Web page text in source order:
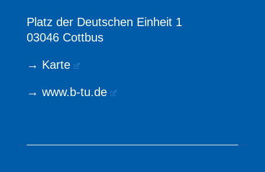
Platz der Deutschen Einheit 1
03046 Cottbus
→ Karte
→ www.b-tu.de